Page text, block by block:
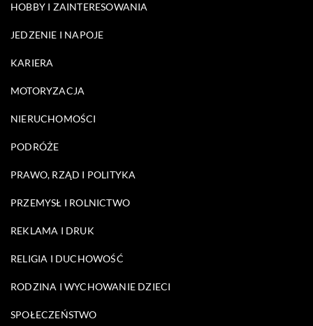
HOBBY I ZAINTERESOWANIA
JEDZENIE I NAPOJE
KARIERA
MOTORYZACJA
NIERUCHOMOŚCI
PODRÓŻE
PRAWO, RZĄD I POLITYKA
PRZEMYSŁ I ROLNICTWO
REKLAMA I DRUK
RELIGIA I DUCHOWOŚĆ
RODZINA I WYCHOWANIE DZIECI
SPOŁECZEŃSTWO